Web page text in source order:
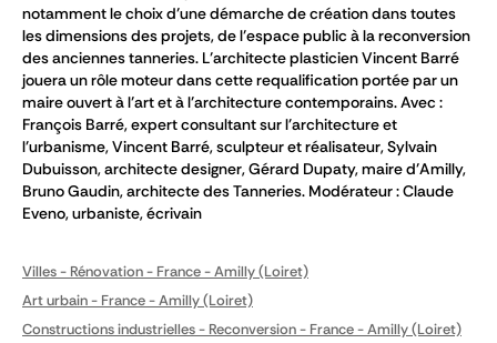
notamment le choix d’une démarche de création dans toutes
les dimensions des projets, de l’espace public à la reconversion
des anciennes tanneries. L’architecte plasticien Vincent Barré
jouera un rôle moteur dans cette requalification portée par un
maire ouvert à l’art et à l’architecture contemporains. Avec :
François Barré, expert consultant sur l'architecture et
l'urbanisme, Vincent Barré, sculpteur et réalisateur, Sylvain
Dubuisson, architecte designer, Gérard Dupaty, maire d’Amilly,
Bruno Gaudin, architecte des Tanneries. Modérateur : Claude
Eveno, urbaniste, écrivain
Villes - Rénovation - France - Amilly (Loiret)
Art urbain - France - Amilly (Loiret)
Constructions industrielles - Reconversion - France - Amilly (Loiret)